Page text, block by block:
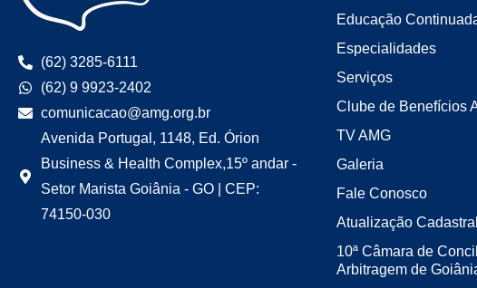
(62) 3285-6111
(62) 9 9923-2402
comunicacao@amg.org.br
Avenida Portugal, 1148, Ed. Órion
Business & Health Complex,15º andar -
Setor Marista Goiânia - GO | CEP:
74150-030
Educação
Especialidades
Serviços
Clube de Benefícios
TV AMG
Galeria
Fale Conosco
Atualização Cadastral
10ª Câmara de
Arbitragem de